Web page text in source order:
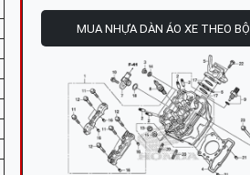
MUA NHỰA DÀN ÁO XE THEO BỘ